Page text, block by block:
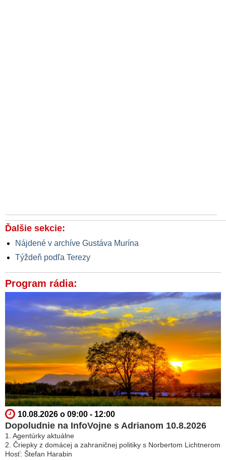
Ďalšie sekcie:
Nájdené v archíve Gustáva Murína
Týždeň podľa Terezy
Program rádia:
10.08.2026 o 09:00 - 12:00
Dopoludnie na InfoVojne s Adrianom 10.8.2026
1. Agentúrky aktuálne
2. Čriepky z domácej a zahraničnej politiky s Norbertom Lichtnerom
Hosť: Štefan Harabin